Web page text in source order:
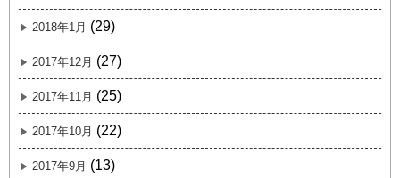
2018年1月 (29)
2017年12月 (27)
2017年11月 (25)
2017年10月 (22)
2017年9月 (13)